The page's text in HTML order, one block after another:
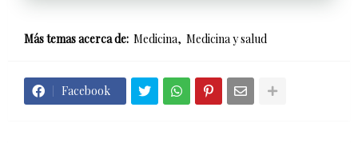
Más temas acerca de: Medicina Medicina y salud
Facebook